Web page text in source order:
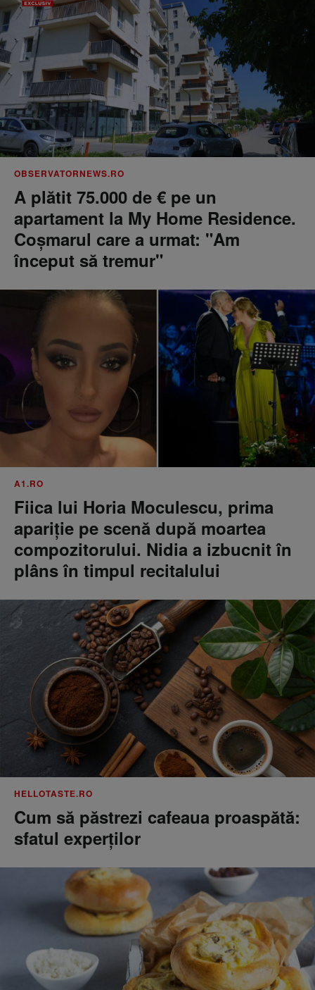
OBSERVATORNEWS.RO
A plătit 75.000 de € pe un
apartament la My Home Residence.
Coşmarul care a urmat: "Am
început să tremur"
A1.RO
Fiica lui Horia Moculescu, prima
apariție pe scenă după moartea
compozitorului. Nidia a izbucnit în
plâns în timpul recitalului
HELLOTASTE.RO
Cum să păstrezi cafeaua proaspătă:
sfatul experților